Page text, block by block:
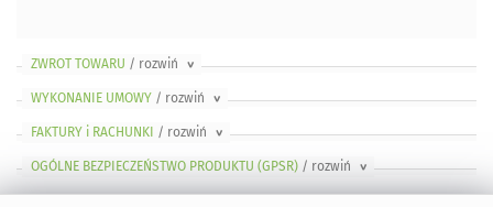
ZWROT TOWARU / rozwiń >
WYKONANIE UMOWY / rozwiń >
FAKTURY i RACHUNKI / rozwiń >
OGÓLNE BEZPIECZEŃSTWO PRODUKTU (GPSR) / rozwiń >